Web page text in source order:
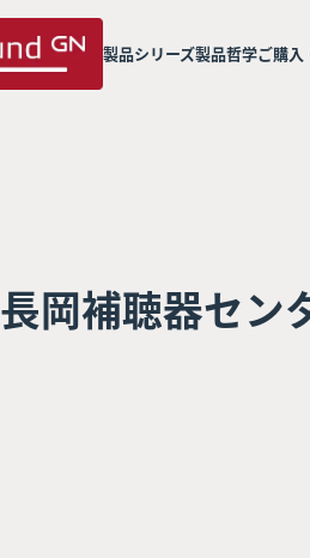
製品シリーズ製品哲学ご購入
長岡補聴器セン